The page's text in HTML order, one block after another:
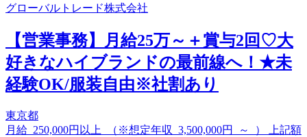
グローバルトレード株式会社
【営業事務】月給25万～＋賞与2回♡大
好きなハイブランドの最前線へ！★未
経験OK/服装自由※社割あり
東京都
月給 250,000円以上 （※想定年収 3,500,000円 ～ ） 上記額